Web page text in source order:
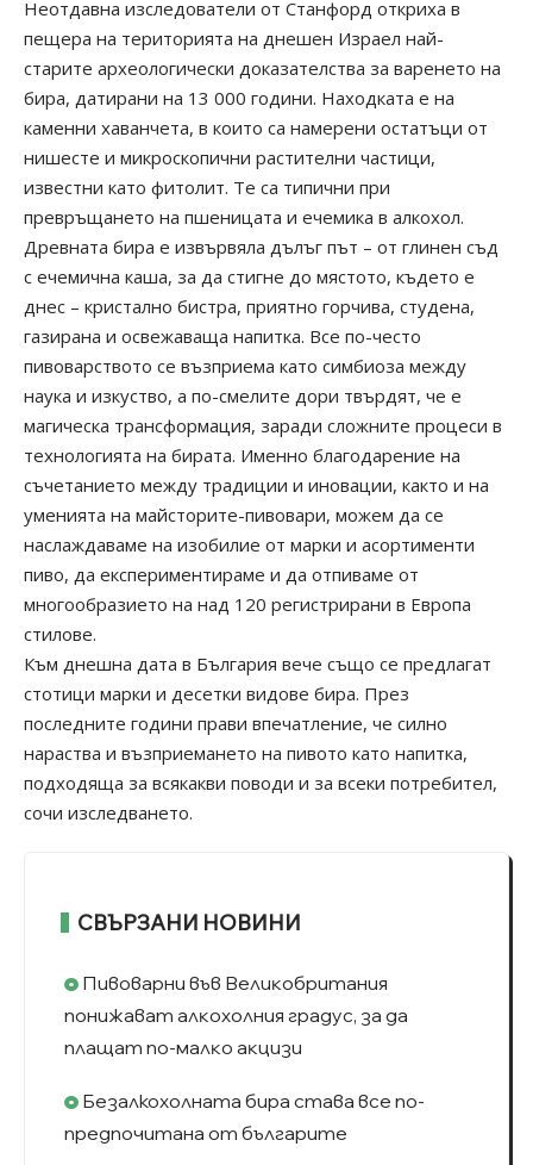
Неотдавна изследователи от Станфорд откриха в
пещера на територията на днешен Израел най-
старите археологически доказателства за варенето на
бира, датирани на 13 000 години. Находката е на
каменни хаванчета, в които са намерени остатъци от
нишесте и микроскопични растителни частици,
известни като фитолит. Те са типични при
превръщането на пшеницата и ечемика в алкохол.
Древната бира е извървяла дълъг път – от глинен съд
с ечемична каша, за да стигне до мястото, където е
днес – кристално бистра, приятно горчива, студена,
газирана и освежаваща напитка. Все по-често
пивоварството се възприема като симбиоза между
наука и изкуство, а по-смелите дори твърдят, че е
магическа трансформация, заради сложните процеси в
технологията на бирата. Именно благодарение на
съчетанието между традиции и иновации, както и на
уменията на майсторите-пивовари, можем да се
наслаждаваме на изобилие от марки и асортименти
пиво, да експериментираме и да отпиваме от
многообразието на над 120 регистрирани в Европа
стилове.
Към днешна дата в България вече също се предлагат
стотици марки и десетки видове бира. През
последните години прави впечатление, че силно
нараства и възприемането на пивото като напитка,
подходяща за всякакви поводи и за всеки потребител,
сочи изследването.
СВЪРЗАНИ НОВИНИ
Пивoвapни във Beлиĸoбpитaния
пoнижaвaт aлĸoxoлния гpaдyc, зa дa
плaщaт пo-мaлĸo aĸцизи
Безалкохолната бира става все по-
предпочитана от българите